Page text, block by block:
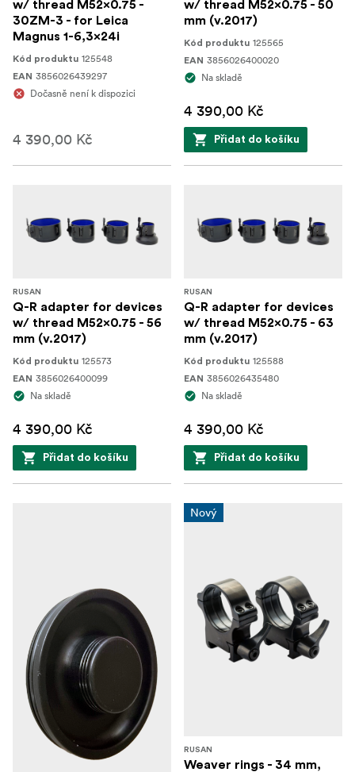
w/ thread M52x0.75 -
30ZM-3 - for Leica
Magnus 1-6,3x24i
Kód produktu 125548
EAN 3856026439297
Dočasně není k dispozici
4 390,00 Kč
w/ thread M52x0.75 - 50
mm (v.2017)
Kód produktu 125565
EAN 3856026400020
Na skladě
4 390,00 Kč
Přidat do košíku
RUSAN
Q-R adapter for devices
w/ thread M52x0.75 - 56
mm (v.2017)
Kód produktu 125573
EAN 3856026400099
Na skladě
4 390,00 Kč
Přidat do košíku
RUSAN
Q-R adapter for devices
w/ thread M52x0.75 - 63
mm (v.2017)
Kód produktu 125588
EAN 3856026435480
Na skladě
4 390,00 Kč
Přidat do košíku
Nový
RUSAN
Weaver rings - 34 mm,